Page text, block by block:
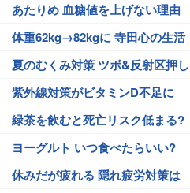
あたりめ 血糖値を上げない理由
体重62kg→82kgに 寺田心の生活
夏のむくみ対策 ツボ&反射区押し
紫外線対策がビタミンD不足に
緑茶を飲むと死亡リスク低まる?
ヨーグルト いつ食べたらいい?
休みだが疲れる 隠れ疲労対策は